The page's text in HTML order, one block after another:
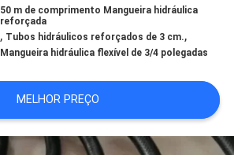
50 m de comprimento Mangueira hidráulica
reforçada
, Tubos hidráulicos reforçados de 3 cm.,
Mangueira hidráulica flexível de 3/4 polegadas
MELHOR PREÇO